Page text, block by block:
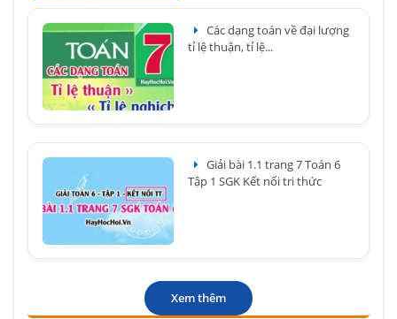
Các dạng toán về đại lượng
tỉ lệ thuận, tỉ lệ...
Giải bài 1.1 trang 7 Toán 6
Tập 1 SGK Kết nối tri thức
Xem thêm